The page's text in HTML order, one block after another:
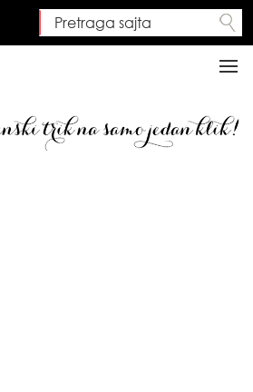
Search form
Pretraga sajta